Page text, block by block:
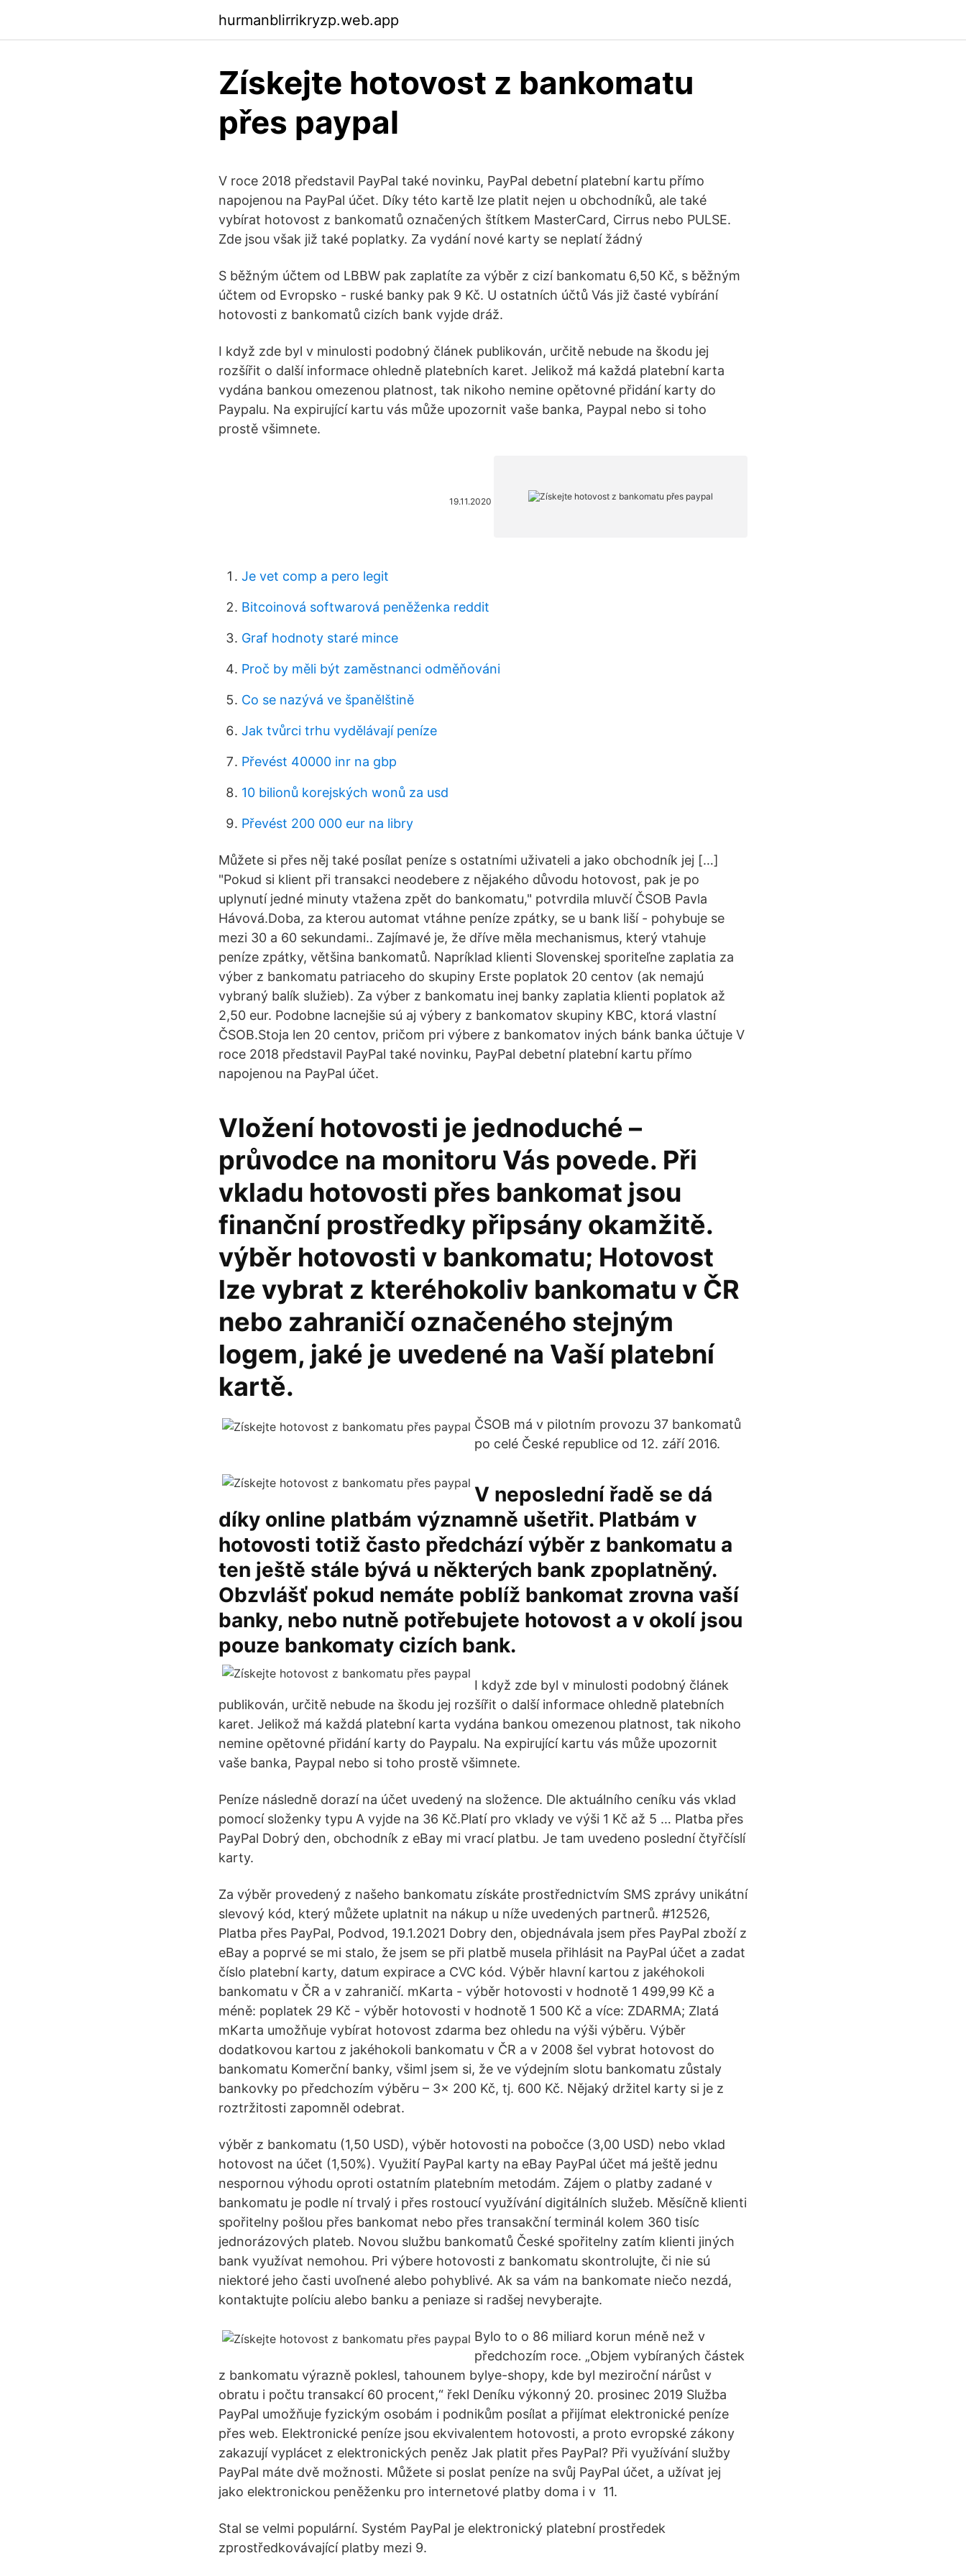
hurmanblirrikryzp.web.app
Získejte hotovost z bankomatu
přes paypal
V roce 2018 představil PayPal také novinku, PayPal debetní platební kartu přímo
napojenou na PayPal účet. Díky této kartě lze platit nejen u obchodníků, ale také
vybírat hotovost z bankomatů označených štítkem MasterCard, Cirrus nebo PULSE.
Zde jsou však již také poplatky. Za vydání nové karty se neplatí žádný
S běžným účtem od LBBW pak zaplatíte za výběr z cizí bankomatu 6,50 Kč, s běžným
účtem od Evropsko - ruské banky pak 9 Kč. U ostatních účtů Vás již časté vybírání
hotovosti z bankomatů cizích bank vyjde dráž.
I když zde byl v minulosti podobný článek publikován, určitě nebude na škodu jej
rozšířit o další informace ohledně platebních karet. Jelikož má každá platební karta
vydána bankou omezenou platnost, tak nikoho nemine opětovné přidání karty do
Paypalu. Na expirující kartu vás může upozornit vaše banka, Paypal nebo si toho
prostě všimnete.
19.11.2020
Je vet comp a pero legit
Bitcoinová softwarová peněženka reddit
Graf hodnoty staré mince
Proč by měli být zaměstnanci odměňováni
Co se nazývá ve španělštině
Jak tvůrci trhu vydělávají peníze
Převést 40000 inr na gbp
10 bilionů korejských wonů za usd
Převést 200 000 eur na libry
Můžete si přes něj také posílat peníze s ostatními uživateli a jako obchodník jej […]
"Pokud si klient při transakci neodebere z nějakého důvodu hotovost, pak je po
uplynutí jedné minuty vtažena zpět do bankomatu," potvrdila mluvčí ČSOB Pavla
Hávová.Doba, za kterou automat vtáhne peníze zpátky, se u bank liší - pohybuje se
mezi 30 a 60 sekundami.. Zajímavé je, že dříve měla mechanismus, který vtahuje
peníze zpátky, většina bankomatů. Napríklad klienti Slovenskej sporiteľne zaplatia za
výber z bankomatu patriaceho do skupiny Erste poplatok 20 centov (ak nemajú
vybraný balík služieb). Za výber z bankomatu inej banky zaplatia klienti poplatok až
2,50 eur. Podobne lacnejšie sú aj výbery z bankomatov skupiny KBC, ktorá vlastní
ČSOB.Stoja len 20 centov, pričom pri výbere z bankomatov iných bánk banka účtuje V
roce 2018 představil PayPal také novinku, PayPal debetní platební kartu přímo
napojenou na PayPal účet.
Vložení hotovosti je jednoduché –
průvodce na monitoru Vás povede. Při
vkladu hotovosti přes bankomat jsou
finanční prostředky připsány okamžitě.
výběr hotovosti v bankomatu; Hotovost
lze vybrat z kteréhokoliv bankomatu v ČR
nebo zahraničí označeného stejným
logem, jaké je uvedené na Vaší platební
kartě.
ČSOB má v pilotním provozu 37 bankomatů
po celé České republice od 12. září 2016.
V neposlední řadě se dá
díky online platbám významně ušetřit. Platbám v
hotovosti totiž často předchází výběr z bankomatu a
ten ještě stále bývá u některých bank zpoplatněný.
Obzvlášť pokud nemáte poblíž bankomat zrovna vaší
banky, nebo nutně potřebujete hotovost a v okolí jsou
pouze bankomaty cizích bank.
I když zde byl v minulosti podobný článek
publikován, určitě nebude na škodu jej rozšířit o další informace ohledně platebních
karet. Jelikož má každá platební karta vydána bankou omezenou platnost, tak nikoho
nemine opětovné přidání karty do Paypalu. Na expirující kartu vás může upozornit
vaše banka, Paypal nebo si toho prostě všimnete.
Peníze následně dorazí na účet uvedený na složence. Dle aktuálního ceníku vás vklad
pomocí složenky typu A vyjde na 36 Kč.Platí pro vklady ve výši 1 Kč až 5 … Platba přes
PayPal Dobrý den, obchodník z eBay mi vrací platbu. Je tam uvedeno poslední čtyřčíslí
karty.
Za výběr provedený z našeho bankomatu získáte prostřednictvím SMS zprávy unikátní
slevový kód, který můžete uplatnit na nákup u níže uvedených partnerů. #12526,
Platba přes PayPal, Podvod, 19.1.2021 Dobry den, objednávala jsem přes PayPal zboží z
eBay a poprvé se mi stalo, že jsem se při platbě musela přihlásit na PayPal účet a zadat
číslo platební karty, datum expirace a CVC kód. Výběr hlavní kartou z jakéhokoli
bankomatu v ČR a v zahraničí. mKarta - výběr hotovosti v hodnotě 1 499,99 Kč a
méně: poplatek 29 Kč - výběr hotovosti v hodnotě 1 500 Kč a více: ZDARMA; Zlatá
mKarta umožňuje vybírat hotovost zdarma bez ohledu na výši výběru. Výběr
dodatkovou kartou z jakéhokoli bankomatu v ČR a v 2008 šel vybrat hotovost do
bankomatu Komerční banky, všiml jsem si, že ve výdejním slotu bankomatu zůstaly
bankovky po předchozím výběru – 3× 200 Kč, tj. 600 Kč. Nějaký držitel karty si je z
roztržitosti zapomněl odebrat.
výběr z bankomatu (1,50 USD), výběr hotovosti na pobočce (3,00 USD) nebo vklad
hotovost na účet (1,50%). Využití PayPal karty na eBay PayPal účet má ještě jednu
nespornou výhodu oproti ostatním platebním metodám. Zájem o platby zadané v
bankomatu je podle ní trvalý i přes rostoucí využívání digitálních služeb. Měsíčně klienti
spořitelny pošlou přes bankomat nebo přes transakční terminál kolem 360 tisíc
jednorázových plateb. Novou službu bankomatů České spořitelny zatím klienti jiných
bank využívat nemohou. Pri výbere hotovosti z bankomatu skontrolujte, či nie sú
niektoré jeho časti uvoľnené alebo pohyblivé. Ak sa vám na bankomate niečo nezdá,
kontaktujte políciu alebo banku a peniaze si radšej nevyberajte.
Bylo to o 86 miliard korun méně než v
předchozím roce. „Objem vybíraných částek
z bankomatu výrazně poklesl, tahounem bylye-shopy, kde byl meziroční nárůst v
obratu i počtu transakcí 60 procent,“ řekl Deníku výkonný 20. prosinec 2019 Služba
PayPal umožňuje fyzickým osobám i podnikům posílat a přijímat elektronické peníze
přes web. Elektronické peníze jsou ekvivalentem hotovosti, a proto evropské zákony
zakazují vyplácet z elektronických peněz Jak platit přes PayPal? Při využívání služby
PayPal máte dvě možnosti. Můžete si poslat peníze na svůj PayPal účet, a užívat jej
jako elektronickou peněženku pro internetové platby doma i v 11.
Stal se velmi populární. Systém PayPal je elektronický platební prostředek
zprostředkovávající platby mezi 9.